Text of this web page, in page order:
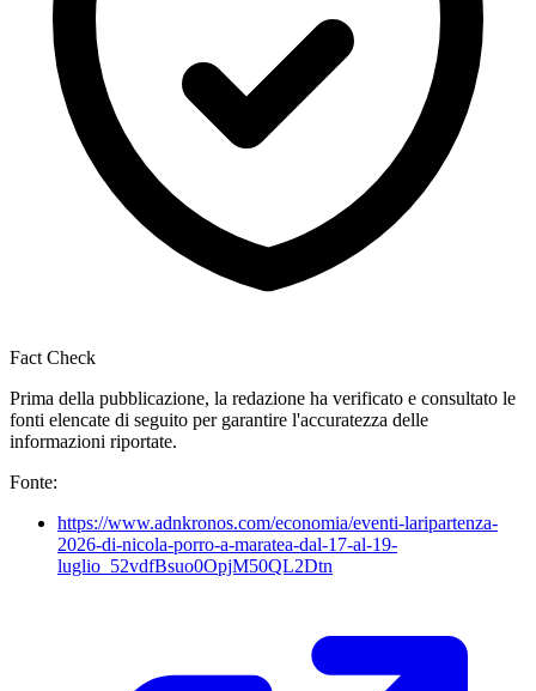
Fact Check
Prima della pubblicazione, la redazione ha verificato e consultato le
fonti elencate di seguito per garantire l'accuratezza delle
informazioni riportate.
Fonte:
https://www.adnkronos.com/economia/eventi-laripartenza-
2026-di-nicola-porro-a-maratea-dal-17-al-19-
luglio_52vdfBsuo0OpjM50QL2Dtn